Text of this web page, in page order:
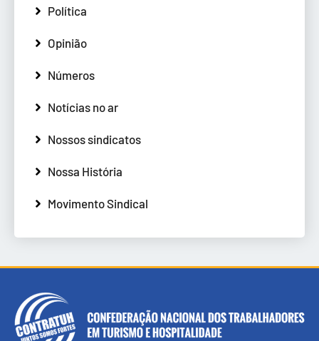
Política
Opinião
Números
Notícias no ar
Nossos sindicatos
Nossa História
Movimento Sindical